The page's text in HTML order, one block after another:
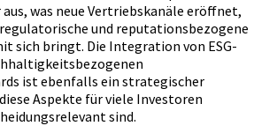
was neue Vertriebskanäle eröffnet,
und reputationsbezogene
sich bringt. Die Integration von ESG-
ist ebenfalls ein strategischer
Aspekte für viele Investoren
sind.